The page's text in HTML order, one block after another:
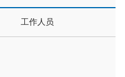
工作人员